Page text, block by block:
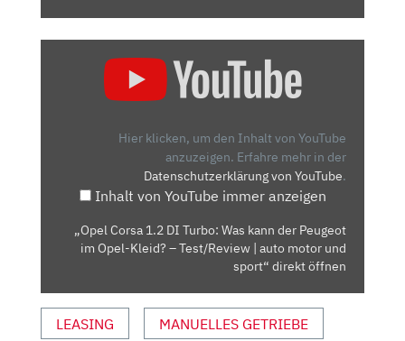
PEUGEOT
–
TEST/REVIEW
Hier klicken, um den Inhalt von YouTube
anzuzeigen. Erfahre mehr in der
Datenschutzerklärung von YouTube.
Inhalt von YouTube immer anzeigen
„Opel Corsa 1.2 DI Turbo: Was kann der Peugeot
im Opel-Kleid? – Test/Review | auto motor und
sport“ direkt öffnen
LEASING MANUELLES GETRIEBE